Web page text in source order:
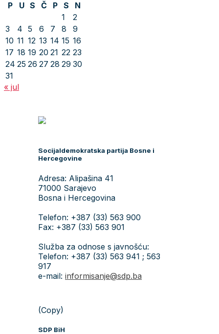
P
U S Č P S
N
1
2
3
4 5 6 7 8
9
10 11 12 13 14 15 16
17 18 19 20 21 22 23
24 25 26 27 28 29 30
31
« jul
Socijaldemokratska partija Bosne i
Hercegovine
Adresa: Alipašina 41
71000 Sarajevo
Bosna i Hercegovina
Telefon: +387 (33) 563 900
Fax: +387 (33) 563 901
Služba za odnose s javnošću:
Telefon: +387 (33) 563 941 ; 563
917
e-mail: informisanje@sdp.ba
(Copy)
SDP BiH